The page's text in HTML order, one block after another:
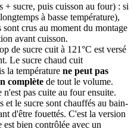
+ sucre, puis cuisson au four) : si
à basse température),
crus au moment du montage
avant cuisson.
de sucre cuit à 121°C est versé
Le sucre chaud cuit
la température ne peut pas
complète de tout le volume.
n'est pas cuite au four ensuite.
et le sucre sont chauffés au bain-
d'être fouettés. C'est la version
est bien contrôlée avec un